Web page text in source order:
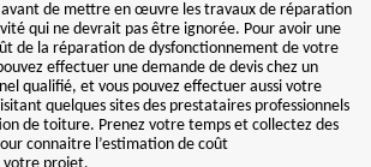
avant de mettre en œuvre les travaux de réparation
qui ne devrait pas être ignorée. Pour avoir une
de la réparation de dysfonctionnement de votre
effectuer une demande de devis chez un
qualifié, et vous pouvez effectuer aussi votre
quelques sites des prestataires professionnels
de toiture. Prenez votre temps et collectez des
connaitre l’estimation de coût